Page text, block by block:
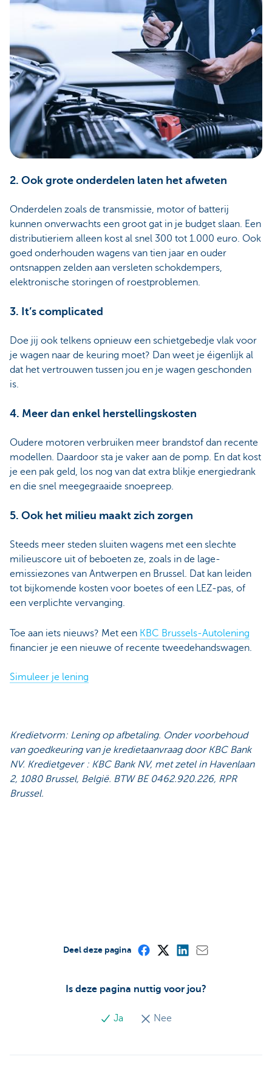
2. Ook grote onderdelen laten het afweten
Onderdelen zoals de transmissie, motor of batterij
kunnen onverwachts een groot gat in je budget slaan. Een
distributieriem alleen kost al snel 300 tot 1.000 euro. Ook
goed onderhouden wagens van tien jaar en ouder
ontsnappen zelden aan versleten schokdempers,
elektronische storingen of roestproblemen.
3. It’s complicated
Doe jij ook telkens opnieuw een schietgebedje vlak voor
je wagen naar de keuring moet? Dan weet je éigenlijk al
dat het vertrouwen tussen jou en je wagen geschonden
is.
4. Meer dan enkel herstellingskosten
Oudere motoren verbruiken meer brandstof dan recente
modellen. Daardoor sta je vaker aan de pomp. En dat kost
je een pak geld, los nog van dat extra blikje energiedrank
en die snel meegegraaide snoepreep.
5. Ook het milieu maakt zich zorgen
Steeds meer steden sluiten wagens met een slechte
milieuscore uit of beboeten ze, zoals in de lage-
emissiezones van Antwerpen en Brussel. Dat kan leiden
tot bijkomende kosten voor boetes of een LEZ-pas, of
een verplichte vervanging.
Toe aan iets nieuws? Met een KBC Brussels-Autolening
financier je een nieuwe of recente tweedehandswagen.
Simuleer je lening
Kredietvorm: Lening op afbetaling. Onder voorbehoud
van goedkeuring van je kredietaanvraag door KBC Bank
NV. Kredietgever : KBC Bank NV, met zetel in Havenlaan
2, 1080 Brussel, België. BTW BE 0462.920.226, RPR
Brussel.
Is deze pagina nuttig voor jou?
Ja Nee
Deel deze pagina